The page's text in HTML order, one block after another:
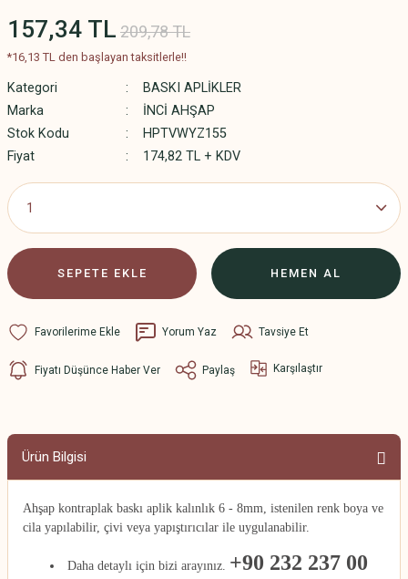
157,34 TL 209,78 TL
*16,13 TL den başlayan taksitlerle!!
Kategori
BASKI APLİKLER
Marka
İNCİ AHŞAP
Stok Kodu
HPTVWYZ155
Fiyat
174,82 TL + KDV
SEPETE EKLE HEMEN AL
Yorum Yaz Tavsiye Et
Fiyatı Düşünce Haber Ver Paylaş Karşılaştır
Ürün Bilgisi
Ahşap kontraplak baskı aplik kalınlık 6 - 8mm, istenilen renk boya ve
cila yapılabilir, çivi veya yapıştırıcılar ile uygulanabilir.
Daha detaylı için bizi arayınız. +90 232 237 00